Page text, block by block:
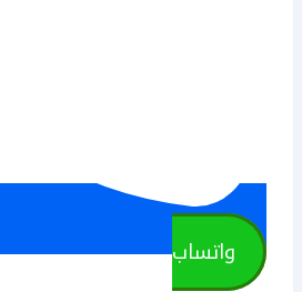
واتساب